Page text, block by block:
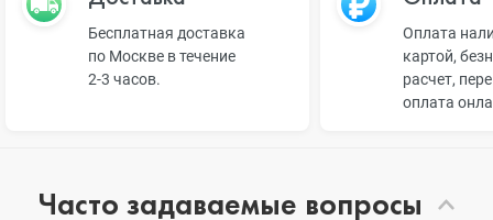
Бесплатная доставка
по Москве в течение
2-3 часов.
Оплата
картой,
расчет,
оплата
Часто задаваемые вопросы